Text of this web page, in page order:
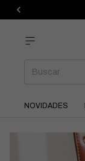
NOVIDADES